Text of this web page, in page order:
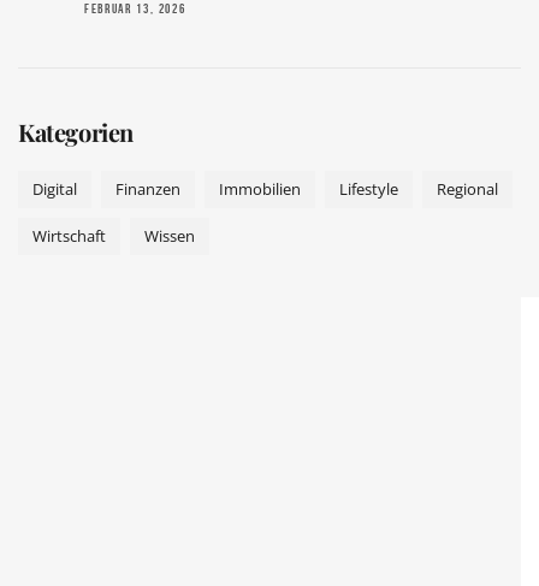
FEBRUAR 13, 2026
Kategorien
Digital Finanzen Immobilien Lifestyle Regional
Wirtschaft Wissen